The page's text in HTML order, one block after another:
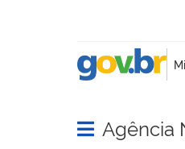
Abrir menu
Agência